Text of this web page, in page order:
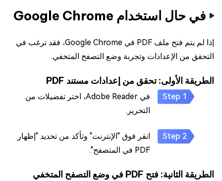
في حال استخدام Google Chrome
إذا لم يتم فتح ملف PDF في Google Chrome، فقد ترغب في
التحقق من الإعدادات وتجربة وضع التصفح المتخفي.
الطريقة الأولى: تحقق من إعدادات مستند PDF
في Adobe Reader، اختر تفضيلات من
التحرير.
انقر فوق "الإنترنت" وتأكد من تحديد "إظهار
PDF في المتصفح".
الطريقة الثانية: فتح PDF في وضع التصفح المتخفي